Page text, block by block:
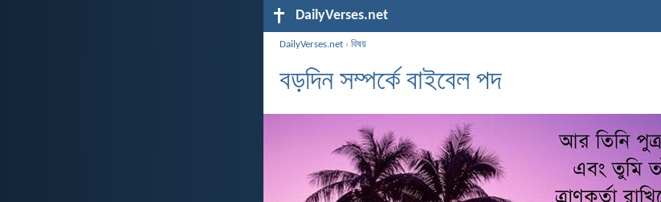
DailyVerses.net
DailyVerses.net ›বিষয়
বড়দিন সম্পর্কে বাইবেল পদ